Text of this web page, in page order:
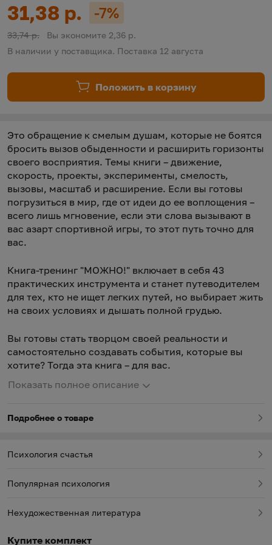
Цена:
31,38 р. Скидка:
-7%
Старая цена:
33,74 р.
Вы экономите 2,36 р.
В наличии у поставщика. Поставка 12 августа
Положить в корзину
Это обращение к смелым душам, которые не боятся
бросить вызов обыденности и расширить горизонты
своего восприятия. Темы книги – движение,
скорость, проекты, эксперименты, смелость,
вызовы, масштаб и расширение. Если вы готовы
погрузиться в мир, где от идеи до ее воплощения –
всего лишь мгновение, если эти слова вызывают в
вас азарт спортивной игры, то этот путь точно для
вас.
Книга-тренинг "МОЖНО!" включает в себя 43
практических инструмента и станет путеводителем
для тех, кто не ищет легких путей, но выбирает жить
на своих условиях и дышать полной грудью.
Вы готовы стать творцом своей реальности и
самостоятельно создавать события, которые вы
хотите? Тогда эта книга – для вас.
Показать полное описание
Подробнее о товаре
Психология счастья
Популярная психология
Нехудожественная литература
Купите комплект